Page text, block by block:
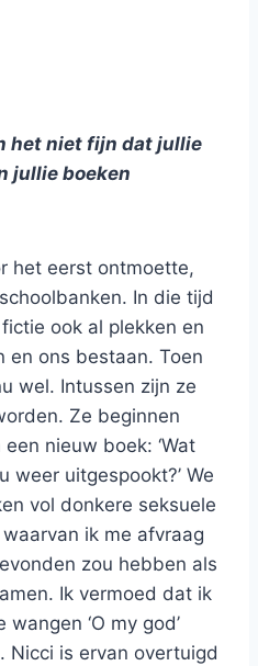
het niet fijn dat jullie
jullie boeken
het eerst ontmoette,
In die tijd
ook al plekken en
en ons bestaan. Toen
wel. Intussen zijn ze
Ze beginnen
nieuw boek: ‘Wat
weer uitgespookt?’ We
vol donkere seksuele
ik me afvraag
zou hebben als
Ik vermoed dat ik
‘O my god’
Nicci is ervan overtuigd